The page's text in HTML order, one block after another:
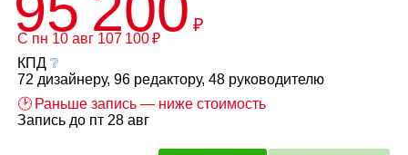
₽
С пн 10 авг 107 100 ₽
КПД❔
72 дизайнеру, 96 редактору, 48 руководителю
🕑 Раньше запись — ниже стоимость
Запись до пт 28 авг